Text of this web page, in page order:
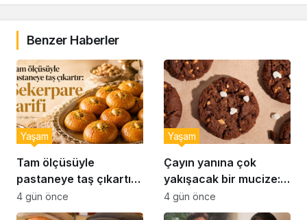
Benzer Haberler
Tam ölçüsüyle
pastaneye taş çıkartır:
Şekerpare tarifi
Yaşam
4 gün önce
Çayın yanına çok
yakışacak bir mucize:
Brownie tadında ıslak
kurabiye tarifi…
Yaşam
4 gün önce